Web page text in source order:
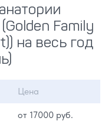
Family
на весь год
Цена
от 17000 руб.